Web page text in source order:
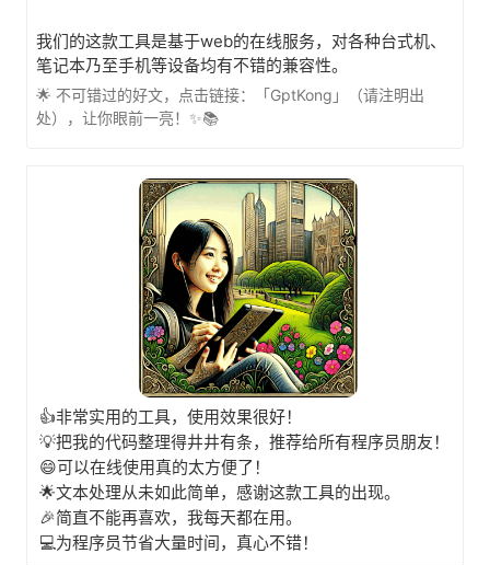
我们的这款工具是基于web的在线服务，对各种台式机、
笔记本乃至手机等设备均有不错的兼容性。
🌟 不可错过的好文，点击链接：「GptKong」（请注明出
处），让你眼前一亮！✨📚
👍非常实用的工具，使用效果很好！
💡把我的代码整理得井井有条，推荐给所有程序员朋友！
😄可以在线使用真的太方便了！
🌟文本处理从未如此简单，感谢这款工具的出现。
🎉简直不能再喜欢，我每天都在用。
💻为程序员节省大量时间，真心不错！